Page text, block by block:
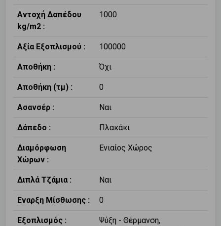
Αντοχή Δαπέδου
kg/m2 :
1000
Αξία Εξοπλισμού : 100000
Αποθήκη : Όχι
Αποθήκη (τμ) : 0
Ασανσέρ : Ναι
Δάπεδο : Πλακάκι
Διαμόρφωση
Χώρων :
Ενιαίος Χώρος
Διπλά Τζάμια : Ναι
Εναρξη Μίσθωσης : 0
Εξοπλισμός :
Ψύξη - Θέρμανση,